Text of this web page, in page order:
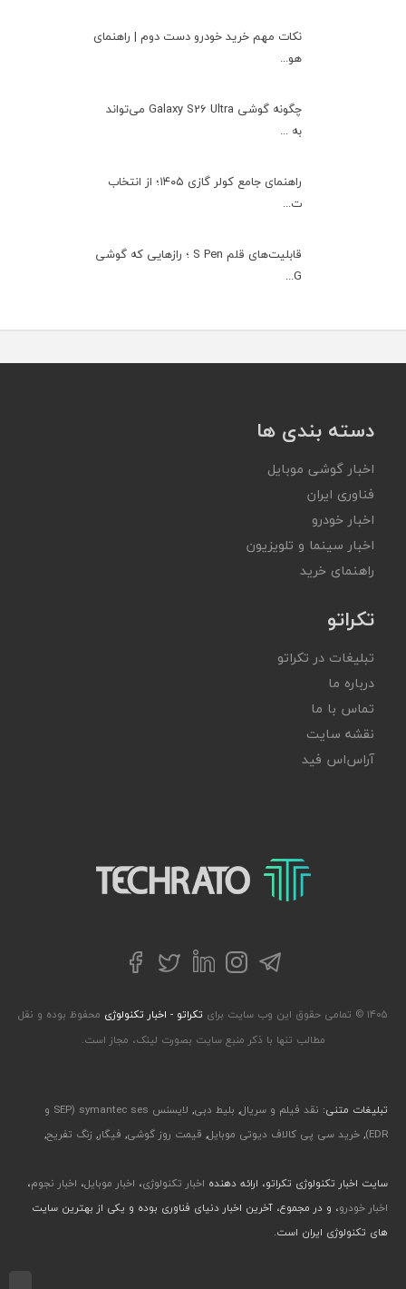
نکات مهم خرید خودرو دست دوم | راهنمای
هو...
چگونه گوشی Galaxy S26 Ultra می‌تواند
به ...
راهنمای جامع کولر گازی ۱۴۰۵؛ از انتخاب
ت...
قابلیت‌های قلم S Pen ؛ رازهایی که گوشی
G...
دسته بندی ها
اخبار گوشی موبایل
فناوری ایران
اخبار خودرو
اخبار سینما و تلویزیون
راهنمای خرید
تکراتو
تبلیغات در تکراتو
درباره ما
تماس با ما
نقشه سایت
آر‌اس‌اس فید
تکراتو – زندگی با تکنولوژی
تلگراماینستاگرام
لینکداینتوییترفیسبوک
۱۴۰۵ © تمامی حقوق این وب سایت برای تکراتو - اخبار تکنولوژی محفوظ بوده و نقل
مطالب تنها با ذکر منبع سایت بصورت لینک، مجاز است.
تبلیغات متنی: نقد فیلم و سریال, بلیط دبی,
لایسنس symantec ses (SEP و
EDR)
, خرید سی پی کالاف دیوتی موبایل, قیمت روز گوشی, فیگار, زنگ تفریح,
سایت اخبار تکنولوژی تکراتو، ارائه دهنده اخبار تکنولوژی، اخبار موبایل، اخبار نجوم،
اخبار خودرو، و در مجموع، آخرین اخبار دنیای فناوری بوده و یکی از بهترین سایت
های تکنولوژی ایران است.